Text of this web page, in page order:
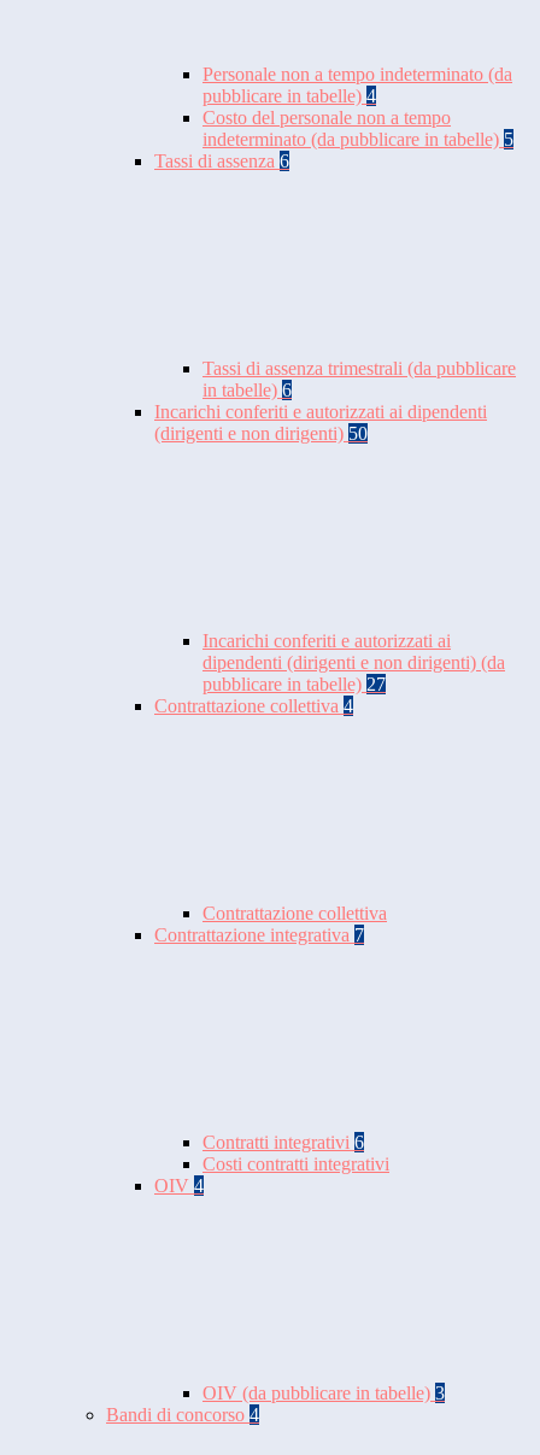
Personale non a tempo indeterminato (da
pubblicare in tabelle) 4
Costo del personale non a tempo
indeterminato (da pubblicare in tabelle) 5
Tassi di assenza 6
Tassi di assenza trimestrali (da pubblicare
in tabelle) 6
Incarichi conferiti e autorizzati ai dipendenti
(dirigenti e non dirigenti) 50
Incarichi conferiti e autorizzati ai
dipendenti (dirigenti e non dirigenti) (da
pubblicare in tabelle) 27
Contrattazione collettiva 4
Contrattazione collettiva
Contrattazione integrativa 7
Contratti integrativi 6
Costi contratti integrativi
OIV 4
OIV (da pubblicare in tabelle) 3
Bandi di concorso 4